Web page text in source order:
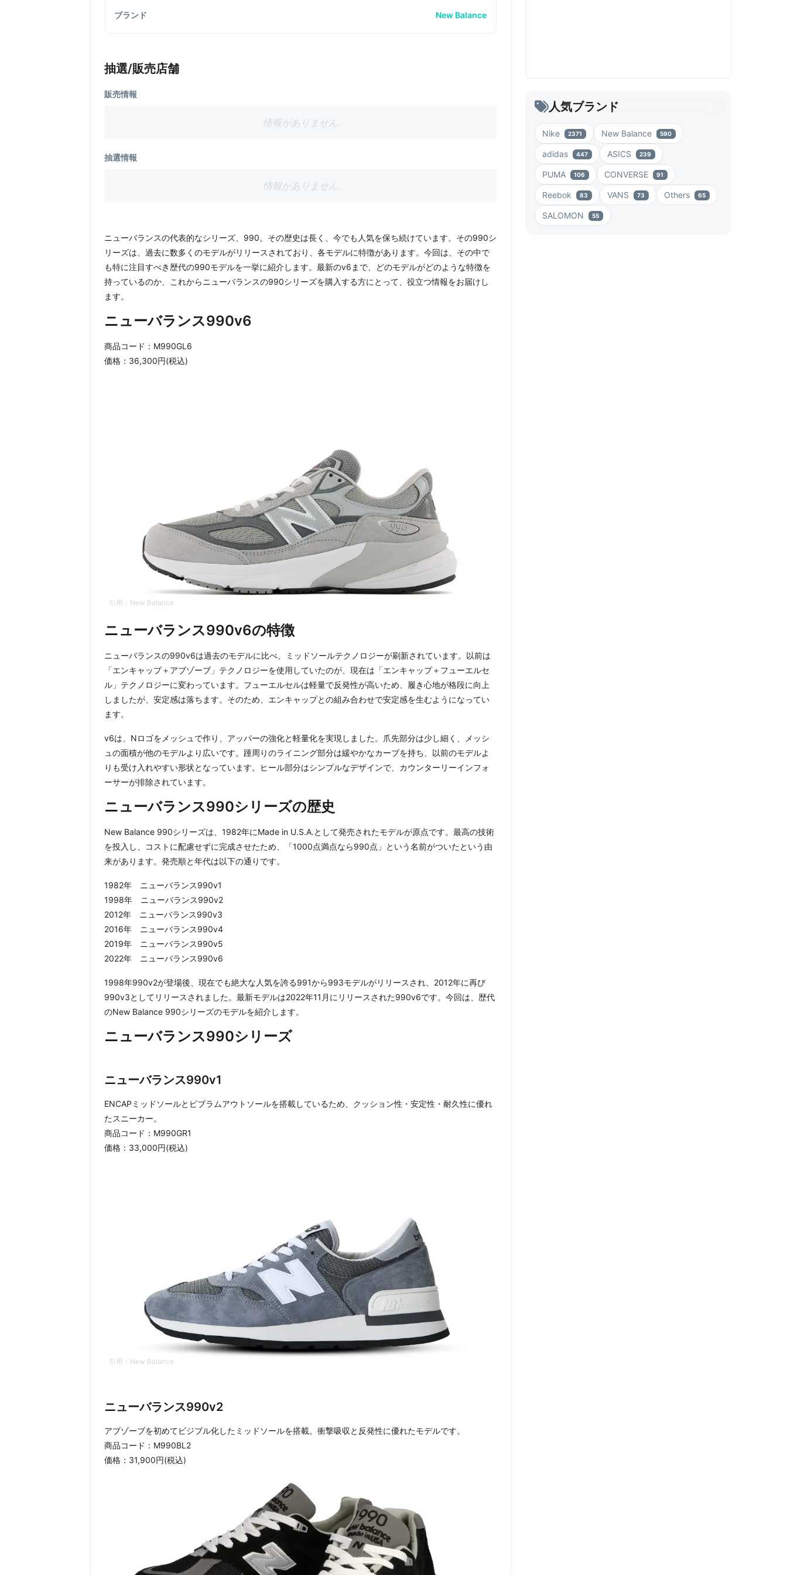
ブランド New Balance
抽選/販売店舗
販売情報
情報がありません
抽選情報
情報がありません
ニューバランスの代表的なシリーズ、990。その歴史は長く、今でも人気を保ち続けています。その990シ
リーズは、過去に数多くのモデルがリリースされており、各モデルに特徴があります。今回は、その中で
も特に注目すべき歴代の990モデルを一挙に紹介します。最新のv6まで、どのモデルがどのような特徴を
持っているのか、これからニューバランスの990シリーズを購入する方にとって、役立つ情報をお届けし
ます。
ニューバランス990v6
商品コード：M990GL6
価格：36,300円(税込)
引用： New Balance
ニューバランス990v6の特徴
ニューバランスの990v6は過去のモデルに比べ、ミッドソールテクノロジーが刷新されています。以前は
「エンキャップ＋アブゾーブ」テクノロジーを使用していたのが、現在は「エンキャップ＋フューエルセ
ル」テクノロジーに変わっています。フューエルセルは軽量で反発性が高いため、履き心地が格段に向上
しましたが、安定感は落ちます。そのため、エンキャップとの組み合わせで安定感を生むようになってい
ます。
v6は、Nロゴをメッシュで作り、アッパーの強化と軽量化を実現しました。爪先部分は少し細く、メッシ
ュの面積が他のモデルより広いです。踵周りのライニング部分は緩やかなカーブを持ち、以前のモデルよ
りも受け入れやすい形状となっています。ヒール部分はシンプルなデザインで、カウンターリーインフォ
ーサーが排除されています。
ニューバランス990シリーズの歴史
New Balance 990シリーズは、1982年にMade in U.S.A.として発売されたモデルが原点です。最高の技術
を投入し、コストに配慮せずに完成させたため、「1000点満点なら990点」という名前がついたという由
来があります。発売順と年代は以下の通りです。
1982年 ニューバランス990v1
1998年 ニューバランス990v2
2012年 ニューバランス990v3
2016年 ニューバランス990v4
2019年 ニューバランス990v5
2022年 ニューバランス990v6
1998年990v2が登場後、現在でも絶大な人気を誇る991から993モデルがリリースされ、2012年に再び
990v3としてリリースされました。最新モデルは2022年11月にリリースされた990v6です。今回は、歴代
のNew Balance 990シリーズのモデルを紹介します。
ニューバランス990シリーズ
ニューバランス990v1
ENCAPミッドソールとビブラムアウトソールを搭載しているため、クッション性・安定性・耐久性に優れ
たスニーカー。
商品コード：M990GR1
価格：33,000円(税込)
引用： New Balance
ニューバランス990v2
アブゾーブを初めてビジブル化したミッドソールを搭載。衝撃吸収と反発性に優れたモデルです。
商品コード：M990BL2
価格：31,900円(税込)
人気ブランド
Nike 2371 New Balance 590
adidas 447 ASICS 239
PUMA 106 CONVERSE 91
Reebok 83 VANS 73 Others 65
SALOMON 55